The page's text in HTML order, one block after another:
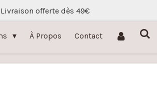
Livraison offerte dès 49€
À Propos Contact